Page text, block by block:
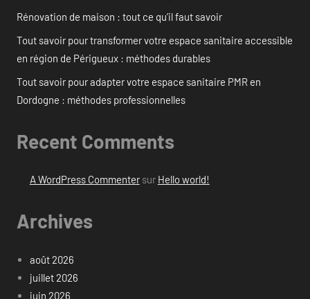
Rénovation de maison : tout ce qu’il faut savoir
Tout savoir pour transformer votre espace sanitaire accessible
en région de Périgueux : méthodes durables
Tout savoir pour adapter votre espace sanitaire PMR en
Dordogne : méthodes professionnelles
Recent Comments
A WordPress Commentersur Hello world!
Archives
août 2026
juillet 2026
juin 2026